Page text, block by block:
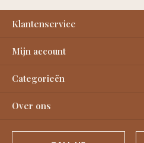
Klantenservice
Mijn account
Categorieën
Over ons